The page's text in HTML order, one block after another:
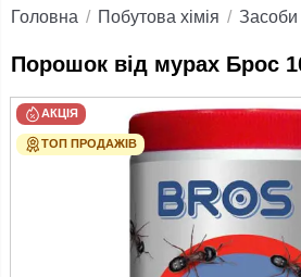
Головна Побутова хімія Засоби
Порошок від мурах Брос
АКЦІЯ
ТОП ПРОДАЖІВ